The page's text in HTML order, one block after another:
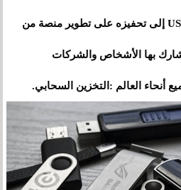
إحباطه من أجهزة أقراص USB إلى تحفيزه على تطوير منصة من
بها الأشخاص والشركات
أنحاء العالم :التخزين السحابي.